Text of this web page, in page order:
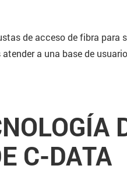
de acceso de fibra para
a una base de
C-DATA